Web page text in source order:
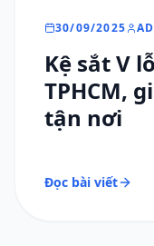
30/09/2025
Kệ sắt V
TPHCM,
tận nơi
Đọc bài viết